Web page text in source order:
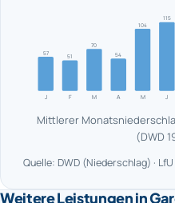
J
57
F
51
M
70
A
54
M
104
J
115
Mittlerer
(DWD
Quelle: DWD (Niederschlag) ·
Weitere Leistungen in